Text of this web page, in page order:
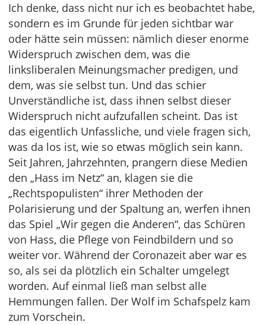
Ich denke, dass nicht nur ich es beobachtet habe,
sondern es im Grunde für jeden sichtbar war
oder hätte sein müssen: nämlich dieser enorme
Widerspruch zwischen dem, was die
linksliberalen Meinungsmacher predigen, und
dem, was sie selbst tun. Und das schier
Unverständliche ist, dass ihnen selbst dieser
Widerspruch nicht aufzufallen scheint. Das ist
das eigentlich Unfassliche, und viele fragen sich,
was da los ist, wie so etwas möglich sein kann.
Seit Jahren, Jahrzehnten, prangern diese Medien
den „Hass im Netz“ an, klagen sie die
„Rechtspopulisten“ ihrer Methoden der
Polarisierung und der Spaltung an, werfen ihnen
das Spiel „Wir gegen die Anderen“, das Schüren
von Hass, die Pflege von Feindbildern und so
weiter vor. Während der Coronazeit aber war es
so, als sei da plötzlich ein Schalter umgelegt
worden. Auf einmal ließ man selbst alle
Hemmungen fallen. Der Wolf im Schafspelz kam
zum Vorschein.